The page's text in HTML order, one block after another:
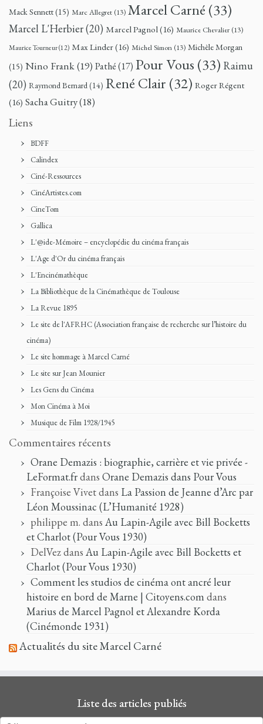
Mack Sennett(15) Marc Allegret (13) Marcel Carné (33)
Marcel L'Herbier(20) Marcel Pagnol(16) Maurice Chevalier (13)
Maurice Tourneur(12) Max Linder(16) Michel Simon (13) Michèle Morgan
(15) Nino Frank(19) Pathé(17) Pour Vous (33) Raimu
(20) Raymond Bernard(14) René Clair (32) Roger Régent
(16) Sacha Guitry(18)
Liens
BDFF
Calindex
Ciné-Ressources
CinéArtistes.com
CineTom
Gallica
L'@ide-Mémoire – encyclopédie du cinéma français
L'Age d'Or du cinéma français
L'Encinémathèque
La Bibliothèque de la Cinémathèque de Toulouse
La Revue 1895
Le site de l'AFRHC (Association française de recherche sur l’histoire du
cinéma)
Le site hommage à Marcel Carné
Le site sur Jean Mounier
Les Gens du Cinéma
Mon Cinéma à Moi
Musique de Film 1928/1945
Commentaires récents
Orane Demazis : biographie, carrière et vie privée -
LeFormat.frdans Orane Demazis dans Pour Vous
Françoise Vivetdans La Passion de Jeanne d’Arc par
Léon Moussinac (L’Humanité 1928)
philippe m. dans Au Lapin-Agile avec Bill Bocketts
et Charlot (Pour Vous 1930)
DelVezdans Au Lapin-Agile avec Bill Bocketts et
Charlot (Pour Vous 1930)
Comment les studios de cinéma ont ancré leur
histoire en bord de Marne | Citoyens.comdans
Marius de Marcel Pagnol et Alexandre Korda
(Cinémonde 1931)
Actualités du site Marcel Carné
Liste des articles publiés